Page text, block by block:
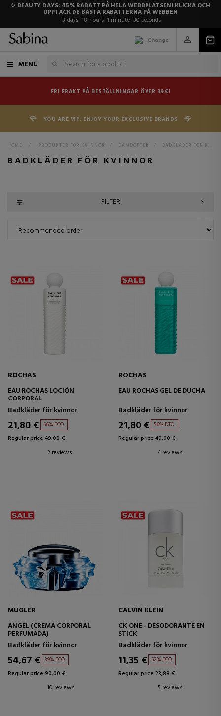
✨ BEAUTY DAYS: 45% RABATT PÅ HELA WEBBPLATSEN! KLICKA OCH
UPPTÄCK DE BÄSTA RABATTERNA PÅ WEBBEN
3 days 18 hours 1 minute 29 seconds
Change
MENU
FRI FRAKT PÅ BESTÄLLNINGAR ÖVER 39€!
YOU ARE VIP. ENJOY YOUR EXCLUSIVE BRANDS
HOME > PRODUKTER FÖR KVINNOR > DAMDOFTER > BADKLÄDER FÖR KVINNOR
BADKLÄDER FÖR KVINNOR
FILTER
ROCHAS
EAU ROCHAS LOCIÓN
CORPORAL
Badkläder för kvinnor
21,80 € 56% DTO.
Regular price 49,00 €
2 reviews
ROCHAS
EAU ROCHAS GEL DE DUCHA
Badkläder för kvinnor
21,80 € 56% DTO.
Regular price 49,00 €
4 reviews
MUGLER
ANGEL (CREMA CORPORAL
PERFUMADA)
Badkläder för kvinnor
54,67 € 39% DTO.
Regular price 90,00 €
10 reviews
CALVIN KLEIN
CK ONE - DESODORANTE EN
STICK
Badkläder för kvinnor
11,35 € 52% DTO.
Regular price 23,88 €
5 reviews